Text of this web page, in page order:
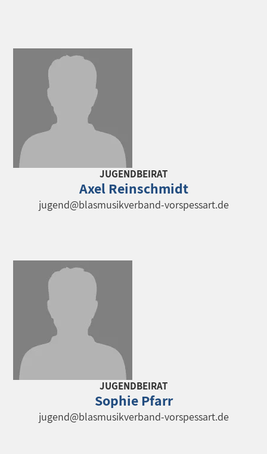
JUGENDBEIRAT
Axel Reinschmidt
jugend@blasmusikverband-vorspessart.de
JUGENDBEIRAT
Sophie Pfarr
jugend@blasmusikverband-vorspessart.de